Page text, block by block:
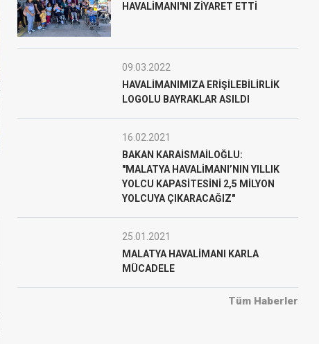
HAVALİMANI'NI ZİYARET ETTİ
09.03.2022
HAVALİMANIMIZA ERİŞİLEBİLİRLİK
LOGOLU BAYRAKLAR ASILDI
16.02.2021
BAKAN KARAİSMAİLOĞLU:
"MALATYA HAVALİMANI’NIN YILLIK
YOLCU KAPASİTESİNİ 2,5 MİLYON
YOLCUYA ÇIKARACAĞIZ"
25.01.2021
MALATYA HAVALİMANI KARLA
MÜCADELE
Tüm Haberler